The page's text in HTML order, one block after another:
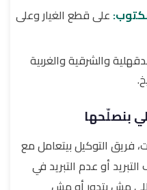
على قطع الغيار وعلى
والشرقية والغربية
بنصلّحها
التوكيل بيتعامل مع
أو عدم التبريد في